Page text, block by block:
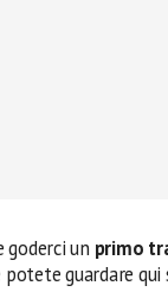
goderci un primo
potete guardare